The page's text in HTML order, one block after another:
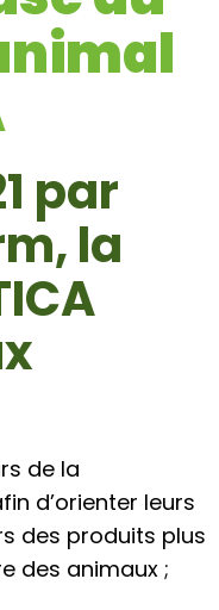
par
la
de la
d’orienter leurs
des produits plus
des animaux ;